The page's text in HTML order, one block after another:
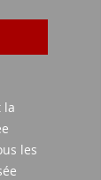
la
les